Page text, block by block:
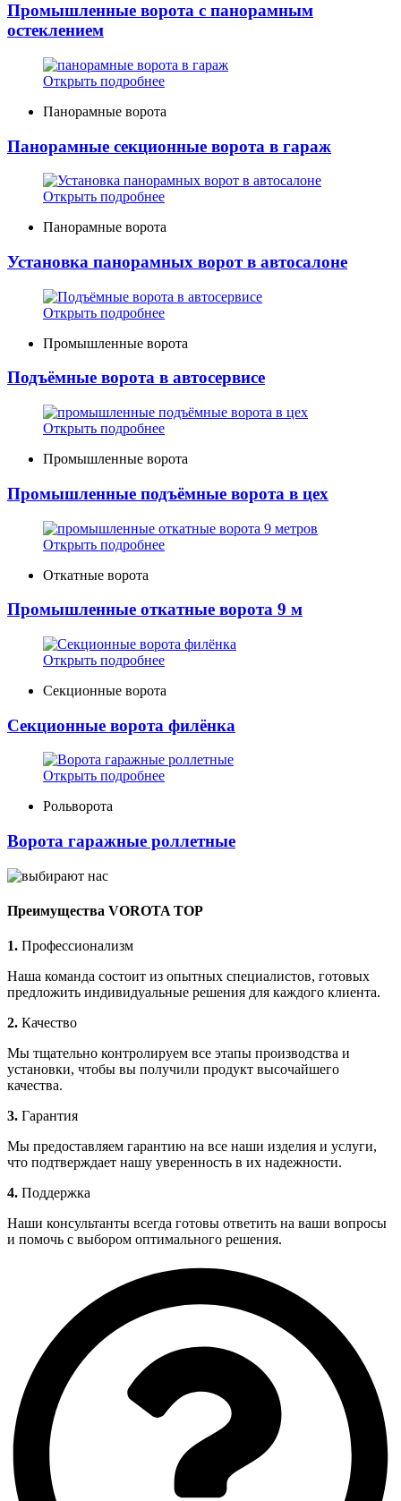
Промышленные ворота с панорамным
остеклением
Открыть подробнее
Панорамные ворота
Панорамные секционные ворота в гараж
Открыть подробнее
Панорамные ворота
Установка панорамных ворот в автосалоне
Открыть подробнее
Промышленные ворота
Подъёмные ворота в автосервисе
Открыть подробнее
Промышленные ворота
Промышленные подъёмные ворота в цех
Открыть подробнее
Откатные ворота
Промышленные откатные ворота 9 м
Открыть подробнее
Секционные ворота
Секционные ворота филёнка
Открыть подробнее
Рольворота
Ворота гаражные роллетные
Преимущества VOROTA TOP
1. Профессионализм
Наша команда состоит из опытных специалистов, готовых
предложить индивидуальные решения для каждого клиента.
2. Качество
Мы тщательно контролируем все этапы производства и
установки, чтобы вы получили продукт высочайшего
качества.
3. Гарантия
Мы предоставляем гарантию на все наши изделия и услуги,
что подтверждает нашу уверенность в их надежности.
4. Поддержка
Наши консультанты всегда готовы ответить на ваши вопросы
и помочь с выбором оптимального решения.